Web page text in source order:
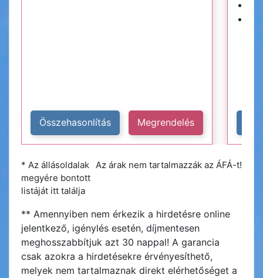
Összehasonlítás Megrendelés
Az árak nem tartalmazzák az ÁFÁ-t!
* Az állásoldalak
megyére bontott
listáját itt találja
** Amennyiben nem érkezik a hirdetésre online
jelentkező, igénylés esetén, díjmentesen
meghosszabbítjuk azt 30 nappal! A garancia
csak azokra a hirdetésekre érvényesíthető,
melyek nem tartalmaznak direkt elérhetőséget a